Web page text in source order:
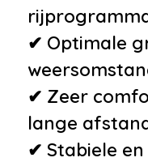
•
dimmend
•
•
•Elektrische
achter
✔ Optimale
✔ Zeer
lange
✔ Stabiele